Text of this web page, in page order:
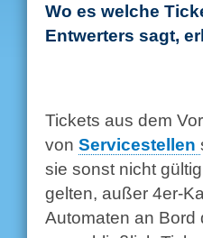
Wo es welche
Entwerters sagt,
Tickets aus dem
von Servicestellen
sie sonst nicht
gelten, außer 4er-
Automaten an Bord